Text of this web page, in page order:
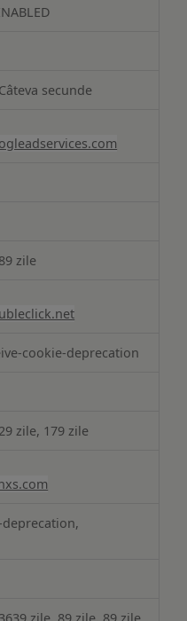
Câteva secunde
89 zile
cookie-deprecation
29 zile, 179 zile